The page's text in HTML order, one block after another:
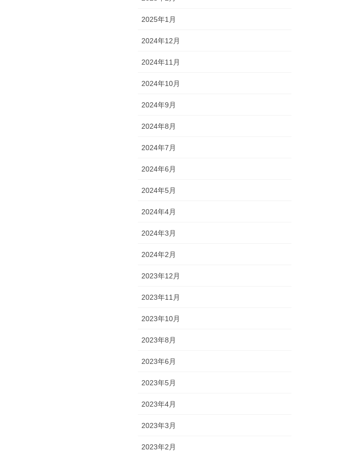
2025年1月
2024年12月
2024年11月
2024年10月
2024年9月
2024年8月
2024年7月
2024年6月
2024年5月
2024年4月
2024年3月
2024年2月
2023年12月
2023年11月
2023年10月
2023年8月
2023年6月
2023年5月
2023年4月
2023年3月
2023年2月